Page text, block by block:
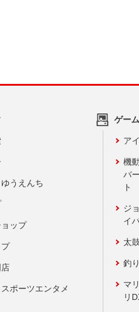
うえんち
ップ
ポーツエンタメ
ゲー
ア
機
バ
ト
ジ
イ
太
釣
マ
リ